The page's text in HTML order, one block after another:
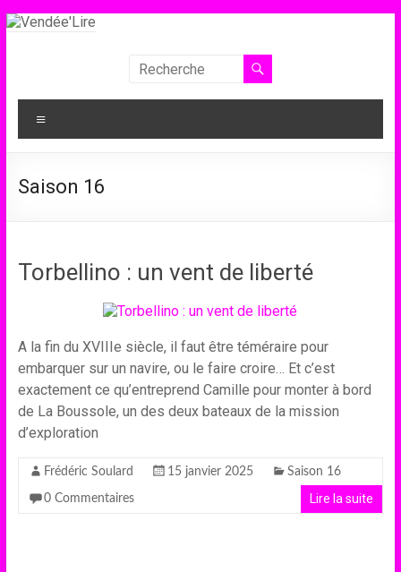
Aller
Vendée'Lire
Le
prix
collégiens
Saison 16
Torbellino : un vent de liberté
A la fin du XVIIIe siècle, il faut être téméraire pour
embarquer sur un navire, ou le faire croire… Et c’est
exactement ce qu’entreprend Camille pour monter à bord
de La Boussole, un des deux bateaux de la mission
d’exploration
Frédéric Soulard 15 janvier 2025 Saison 16
0 Commentaires Lire la suite